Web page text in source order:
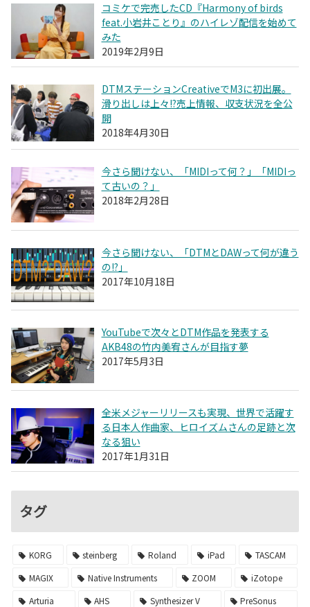
コミケで完売したCD『Harmony of birds
feat.小岩井ことり』のハイレゾ配信を始めて
みた
2019年2月9日
DTMステーションCreativeでM3に初出展。
滑り出しは上々!?売上情報、収支状況を全公
開
2018年4月30日
今さら聞けない、「MIDIって何？」「MIDIっ
て古いの？」
2018年2月28日
今さら聞けない、「DTMとDAWって何が違う
の!?」
2017年10月18日
YouTubeで次々とDTM作品を発表する
AKB48の竹内美宥さんが目指す夢
2017年5月3日
全米メジャーリリースも実現、世界で活躍す
る日本人作曲家、ヒロイズムさんの足跡と次
なる狙い
2017年1月31日
タグ
KORG steinberg Roland iPad
TASCAM
MAGIX
Native Instruments ZOOM
iZotope
Arturia
AHS Synthesizer V
PreSonus